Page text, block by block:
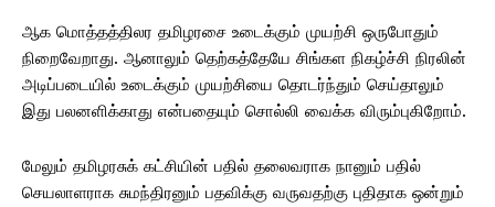
ஆக மொத்தத்திலர தமிழரசை உடைக்கும் முயற்சி ஒருபோதும்
நிறைவேறாது. ஆனாலும் தெற்கத்தேயே சிங்கள நிகழ்ச்சி நிரலின்
அடிப்படையில் உடைக்கும் முயற்சியை தொடர்ந்தும் செய்தாலும்
இது பலனளிக்காது என்பதையும் சொல்லி வைக்க விரும்புகிறோம்.
மேலும் தமிழரசுக் கட்சியின் பதில் தலைவராக நானும் பதில்
செயலாளராக சுமந்திரனும் பதவிக்கு வருவதற்கு புதிதாக ஒன்றும்